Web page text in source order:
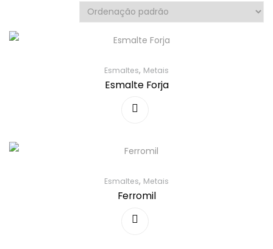
Esmaltes, Metais
Esmalte Forja
Esmaltes, Metais
Ferromil